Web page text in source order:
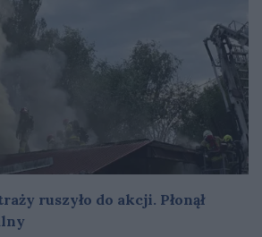
ruszyło do akcji. Płonął